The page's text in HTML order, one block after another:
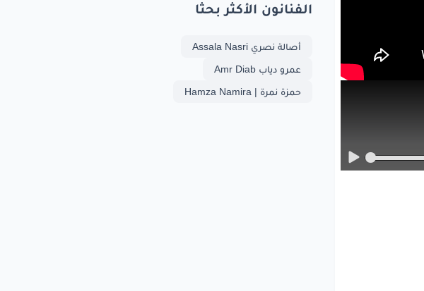
الفنانون الأكثر بحثا
أصالة نصري Assala Nasri
عمرو دياب Amr Diab
حمزة نمرة | Hamza Namira